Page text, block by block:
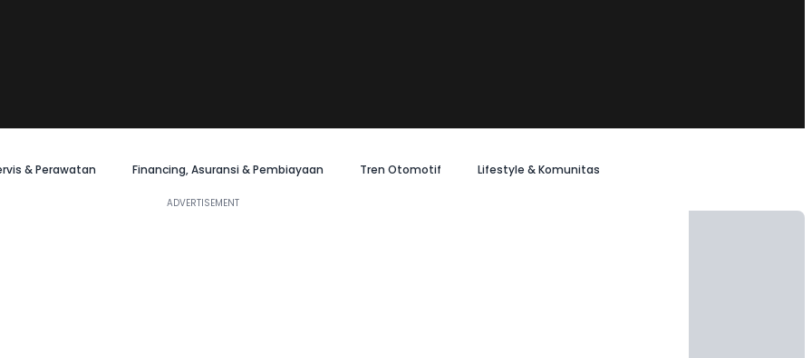
& Perawatan Financing, Asuransi & Pembiayaan Tren Otomotif Lifestyle & Komunitas